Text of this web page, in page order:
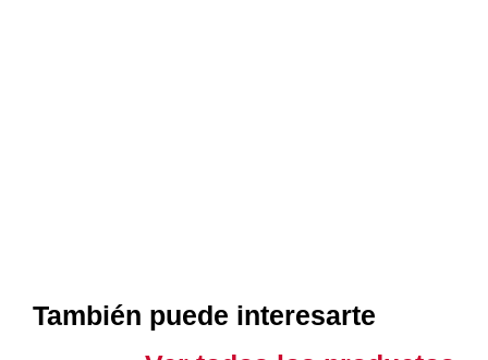
También puede interesarte